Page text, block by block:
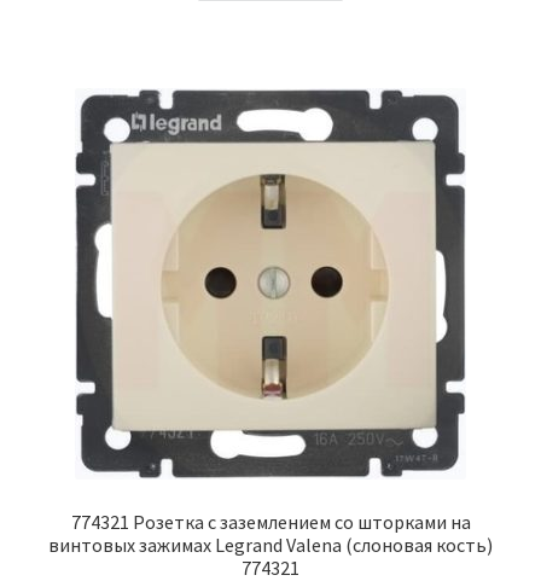
774321 Розетка с заземлением со шторками на
винтовых зажимах Legrand Valena (слоновая кость)
774321